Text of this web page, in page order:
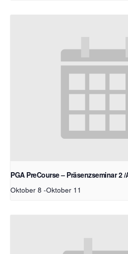
PGA PreCourse – Präsenzseminar
Oktober 8 -Oktober 11